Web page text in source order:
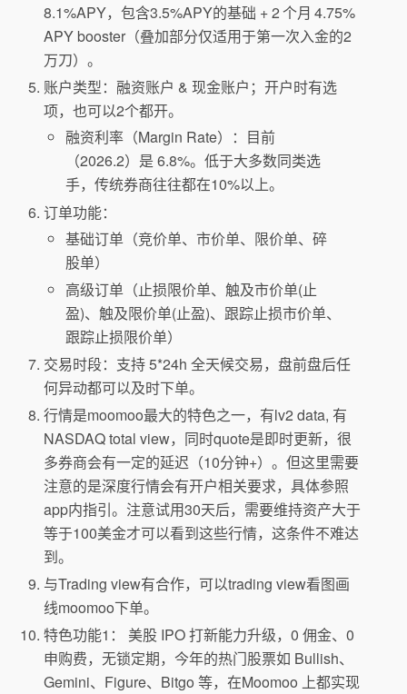
8.1%APY，包含3.5%APY的基础 + 2 个月 4.75%
APY booster（叠加部分仅适用于第一次入金的2
万刀）。
账户类型：融资账户 & 现金账户；开户时有选
项，也可以2个都开。
融资利率（Margin Rate）：目前
（2026.2）是 6.8%。低于大多数同类选
手，传统券商往往都在10%以上。
订单功能：
基础订单（竞价单、市价单、限价单、碎
股单）
高级订单（止损限价单、触及市价单(止
盈)、触及限价单(止盈)、跟踪止损市价单、
跟踪止损限价单）
交易时段：支持 5*24h 全天候交易，盘前盘后任
何异动都可以及时下单。
行情是moomoo最大的特色之一，有lv2 data, 有
NASDAQ total view，同时quote是即时更新，很
多券商会有一定的延迟（10分钟+）。但这里需要
注意的是深度行情会有开户相关要求，具体参照
app内指引。注意试用30天后，需要维持资产大于
等于100美金才可以看到这些行情，这条件不难达
到。
与Trading view有合作，可以trading view看图画
线moomoo下单。
特色功能1： 美股 IPO 打新能力升级，0 佣金、0
申购费，无锁定期，今年的热门股票如 Bullish、
Gemini、Figure、Bitgo 等，在Moomoo 上都实现